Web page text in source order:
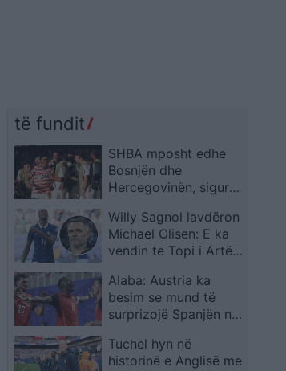
të fundit
SHBA mposht edhe
Bosnjën dhe
Hercegovinën, siguron
finales të Kupës së
Botës
Willy Sagnol lavdëron
Michael Olisen: E ka
vendin te Topi i Artë,
Ronaldon
Alaba: Austria ka
besim se mund të
surprizojë Spanjën në
Tuchel hyn në
historinë e Anglisë me